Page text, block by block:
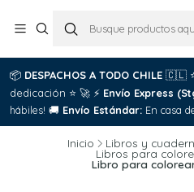
📦 DESPACHOS A TODO CHILE 🇨🇱
dedicación ⭐ 🚀 ⚡ Envío Express
hábiles! 🚚 Envío Estándar: En casa
Inicio Libros y
Libros para
Libro para